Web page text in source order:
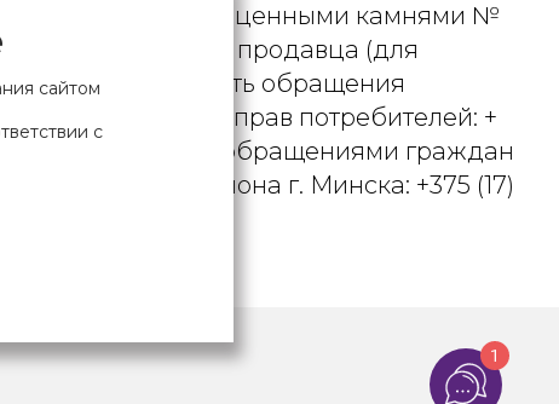
металлами и драгоценными камнями №
телефона продавца (для
рассматривать обращения
о защите прав потребителей: +
по работе с обращениями граждан
района г. Минска: +375 (17)
ДАННЫХ
сайтом
с
1